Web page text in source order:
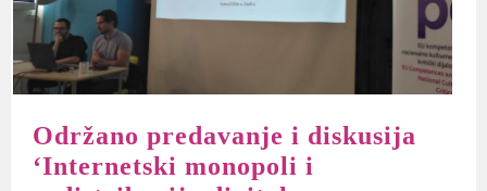
Održano predavanje i diskusija
‘Internetski monopoli i